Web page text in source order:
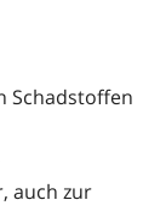
Schadstoffen
auch zur